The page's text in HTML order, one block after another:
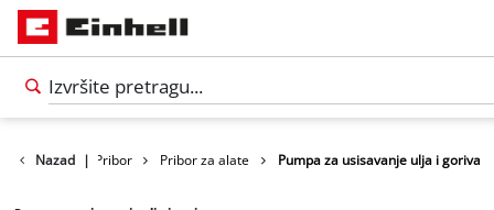
Nazad | Pribor Pribor za alate Pumpa za usisavanje ulja i goriva